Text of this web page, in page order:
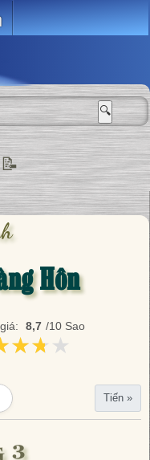
🔍
📝
Hôn
8,7 /10 Sao
Tiến »
3